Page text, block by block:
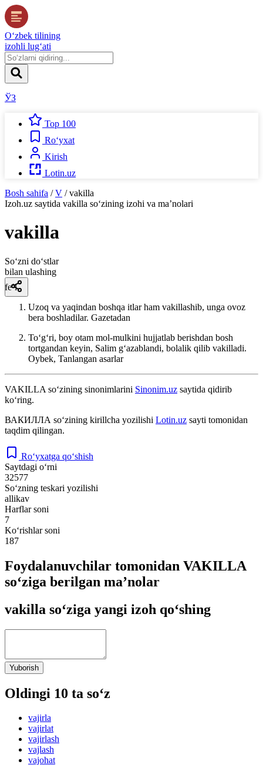
O‘zbek tilining
izohli lug‘ati
ЎЗ
Top 100
Ro‘yxat
Kirish
Lotin.uz
Bosh sahifa / V / vakilla
Izoh.uz saytida vakilla so‘zining izohi va ma’nolari
vakilla
So‘zni do‘stlar
bilan ulashing
fe’l
Uzoq va yaqindan boshqa itlar ham vakillashib, unga ovoz
bera boshladilar. Gazetadan
Toʻgʻri, boy otam mol-mulkini hujjatlab berishdan bosh
tortgandan keyin, Salim gʻazablandi, bolalik qilib vakilladi.
Oybek, Tanlangan asarlar
VAKILLA so‘zining sinonimlarini Sinonim.uz saytida qidirib
ko‘ring.
ВАКИЛЛА so‘zining kirillcha yozilishi Lotin.uz sayti tomonidan
taqdim qilingan.
Ro‘yxatga qo‘shish
Saytdagi o‘rni
32577
So‘zning teskari yozilishi
allikav
Harflar soni
7
Ko‘rishlar soni
187
Foydalanuvchilar tomonidan VAKILLA
so‘ziga berilgan ma’nolar
vakilla so‘ziga yangi izoh qo‘shing
Yuborish
Oldingi 10 ta so‘z
vajirla
vajirlat
vajirlash
vajlash
vajohat